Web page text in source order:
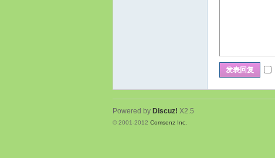
发表回复
Powered by Discuz! X2.5
© 2001-2012 Comsenz Inc.